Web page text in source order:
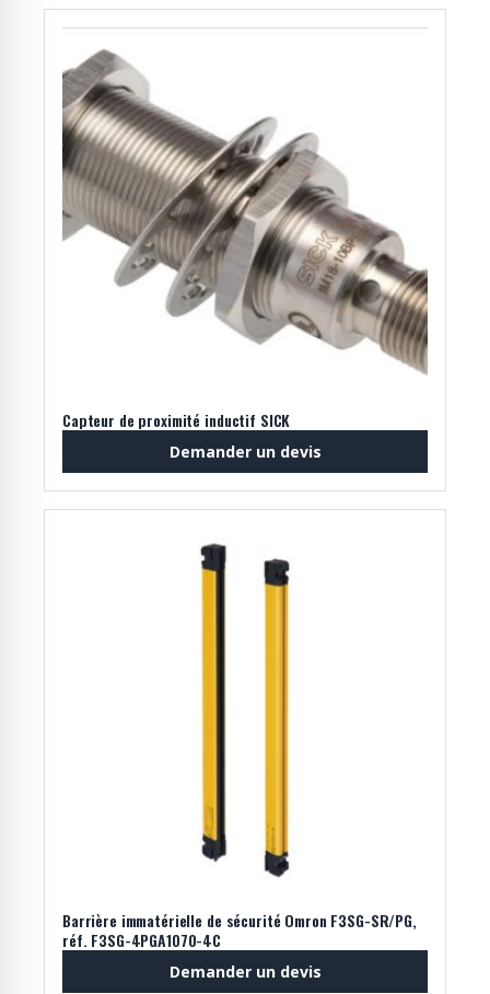
Capteur de proximité inductif SICK
Demander un devis
Barrière immatérielle de sécurité Omron F3SG-SR/PG,
réf. F3SG-4PGA1070-4C
Demander un devis